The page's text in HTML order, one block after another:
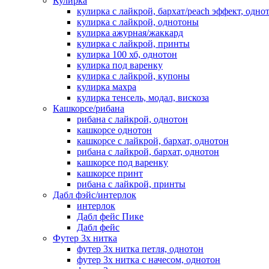
кулирка с лайкрой, бархат/peach эффект,
кулирка с лайкрой, однотоны
кулирка ажурная/жаккард
кулирка с лайкрой, принты
кулирка 100 хб, однотон
кулирка под варенку
кулирка с лайкрой, купоны
кулирка махра
кулирка тенсель, модал, вискоза
Кашкорсе/рибана
рибана с лайкрой, однотон
кашкорсе однотон
кашкорсе с лайкрой, бархат, однотон
рибана с лайкрой, бархат, однотон
кашкорсе под варенку
кашкорсе принт
рибана с лайкрой, принты
Дабл фэйс/интерлок
интерлок
Дабл фейс Пике
Дабл фейс
Футер 3х нитка
футер 3х нитка петля, однотон
футер 3х нитка с начесом, однотон